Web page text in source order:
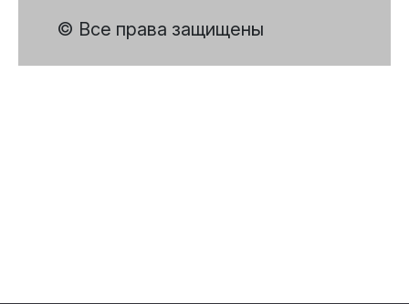
© Все права защищены